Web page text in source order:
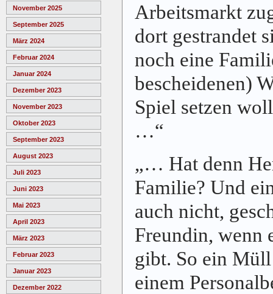
November 2025
September 2025
März 2024
Februar 2024
Januar 2024
Dezember 2023
November 2023
Oktober 2023
September 2023
August 2023
Juli 2023
Juni 2023
Mai 2023
April 2023
März 2023
Februar 2023
Januar 2023
Dezember 2022
Arbeitsmarkt
dort gestrandet
noch eine
bescheidenen)
Spiel setzen
…“
„… Hat denn
Familie? Und
auch nicht,
Freundin, wenn
gibt. So ein
einem